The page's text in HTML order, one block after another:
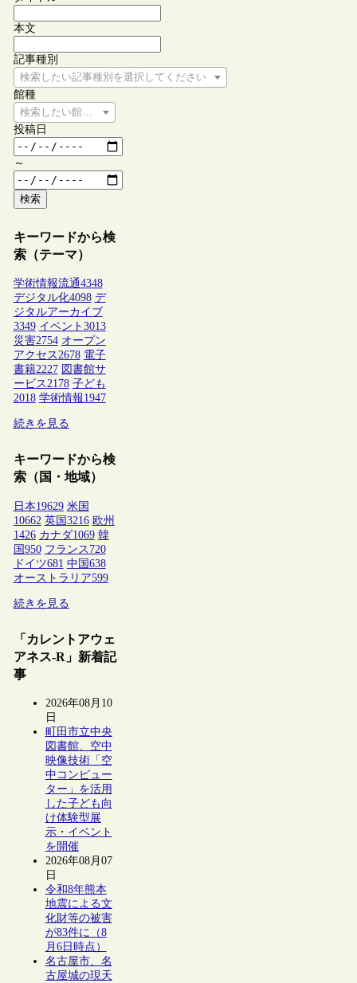
本文
記事種別
検索したい記事種別を選択してください
館種
検索したい館種を選択してください
投稿日
～
検索
キーワードから検
索（テーマ）
学術情報流通4348
デジタル化4098 デ
ジタルアーカイブ
3349 イベント 3013
災害2754 オープン
アクセス2678 電子
書籍2227 図書館サ
ービス2178 子ども
2018 学術情報1947
続きを見る
キーワードから検
索（国・地域）
日本19629 米国
10662 英国 3216 欧州
1426 カナダ1069 韓
国 950 フランス 720
ドイツ681 中国 638
オーストラリア599
続きを見る
「カレントアウェ
アネス-R」新着記
事
2026年08月10
日
町田市立中央
図書館、空中
映像技術「空
中コンピュー
ター」を活用
した子ども向
け体験型展
示・イベント
を開催
2026年08月07
日
令和8年熊本
地震による文
化財等の被害
が83件に（8
月6日時点）
名古屋市、名
古屋城の現天